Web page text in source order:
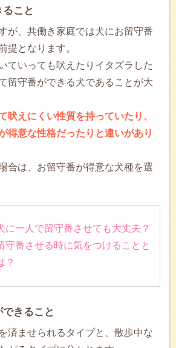
こと
が、共働き家庭では犬にお留守番
提となります。
ていっても吠えたりイタズラした
留守番ができる犬であることが大
吠えにくい性質を持っていたり、
得意な性格だったりと違いがあり
合は、お留守番が得意な犬種を選
に一人で留守番させても大丈夫？
守番させる時に気をつけることと
？
きること
済ませられるタイプと、散歩中な